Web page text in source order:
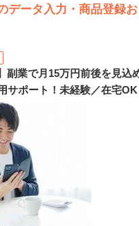
データ入力・商品登録
副業で月15万円前後を見込
サポート！未経験／在宅OK